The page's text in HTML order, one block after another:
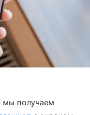
мы получаем